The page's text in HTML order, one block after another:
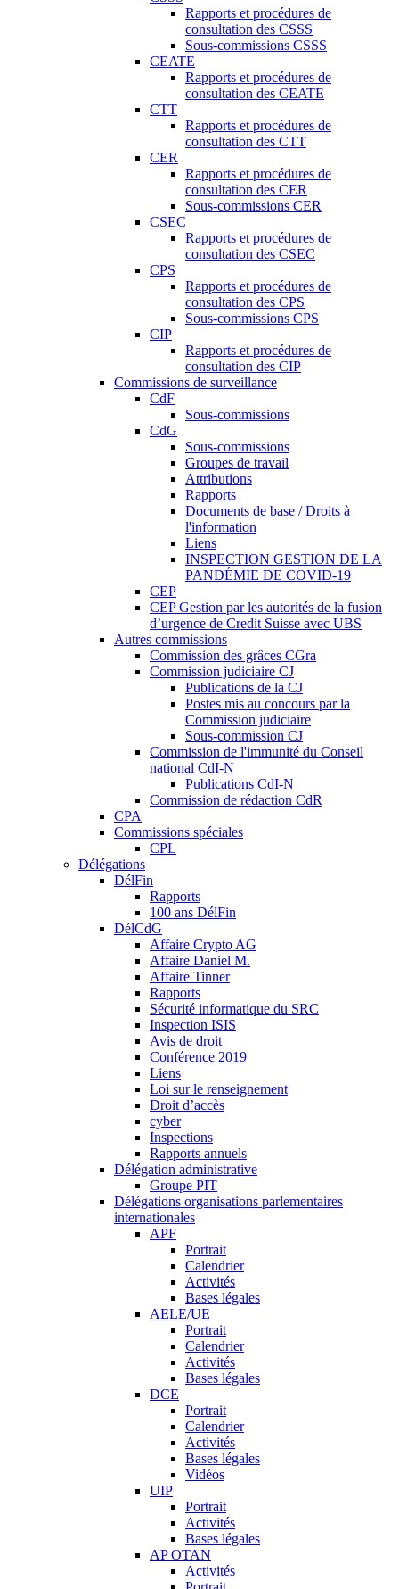
Rapports et procédures de
consultation des CSSS
Sous-commissions CSSS
CEATE
Rapports et procédures de
consultation des CEATE
CTT
Rapports et procédures de
consultation des CTT
CER
Rapports et procédures de
consultation des CER
Sous-commissions CER
CSEC
Rapports et procédures de
consultation des CSEC
CPS
Rapports et procédures de
consultation des CPS
Sous-commissions CPS
CIP
Rapports et procédures de
consultation des CIP
Commissions de surveillance
CdF
Sous-commissions
CdG
Sous-commissions
Groupes de travail
Attributions
Rapports
Documents de base / Droits à
l'information
Liens
INSPECTION GESTION DE LA
PANDÉMIE DE COVID-19
CEP
CEP Gestion par les autorités de la fusion
d’urgence de Credit Suisse avec UBS
Autres commissions
Commission des grâces CGra
Commission judiciaire CJ
Publications de la CJ
Postes mis au concours par la
Commission judiciaire
Sous-commission CJ
Commission de l'immunité du Conseil
national CdI-N
Publications CdI-N
Commission de rédaction CdR
CPA
Commissions spéciales
CPL
Délégations
DélFin
Rapports
100 ans DélFin
DélCdG
Affaire Crypto AG
Affaire Daniel M.
Affaire Tinner
Rapports
Sécurité informatique du SRC
Inspection ISIS
Avis de droit
Conférence 2019
Liens
Loi sur le renseignement
Droit d’accès
cyber
Inspections
Rapports annuels
Délégation administrative
Groupe PIT
Délégations organisations parlementaires
internationales
APF
Portrait
Calendrier
Activités
Bases légales
AELE/UE
Portrait
Calendrier
Activités
Bases légales
DCE
Portrait
Calendrier
Activités
Bases légales
Vidéos
UIP
Portrait
Activités
Bases légales
AP OTAN
Activités